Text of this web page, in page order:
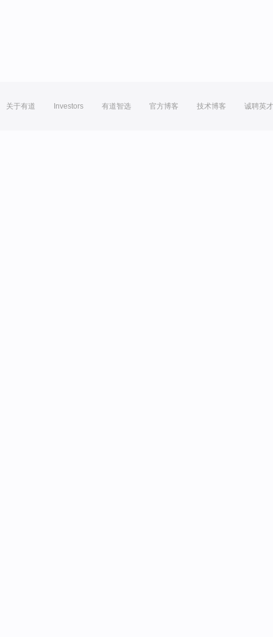
关于有道 Investors 有道智选 官方博客 技术博客 诚聘英才